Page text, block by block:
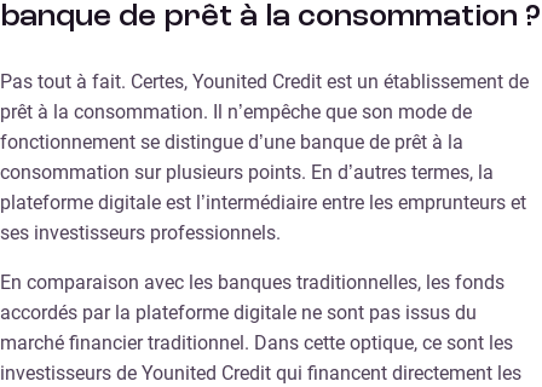
banque de prêt à la consommation ?
Pas tout à fait. Certes, Younited Credit est un établissement de
prêt à la consommation. Il n’empêche que son mode de
fonctionnement se distingue d’une banque de prêt à la
consommation sur plusieurs points. En d’autres termes, la
plateforme digitale est l’intermédiaire entre les emprunteurs et
ses investisseurs professionnels.
En comparaison avec les banques traditionnelles, les fonds
accordés par la plateforme digitale ne sont pas issus du
marché financier traditionnel. Dans cette optique, ce sont les
investisseurs de Younited Credit qui financent directement les